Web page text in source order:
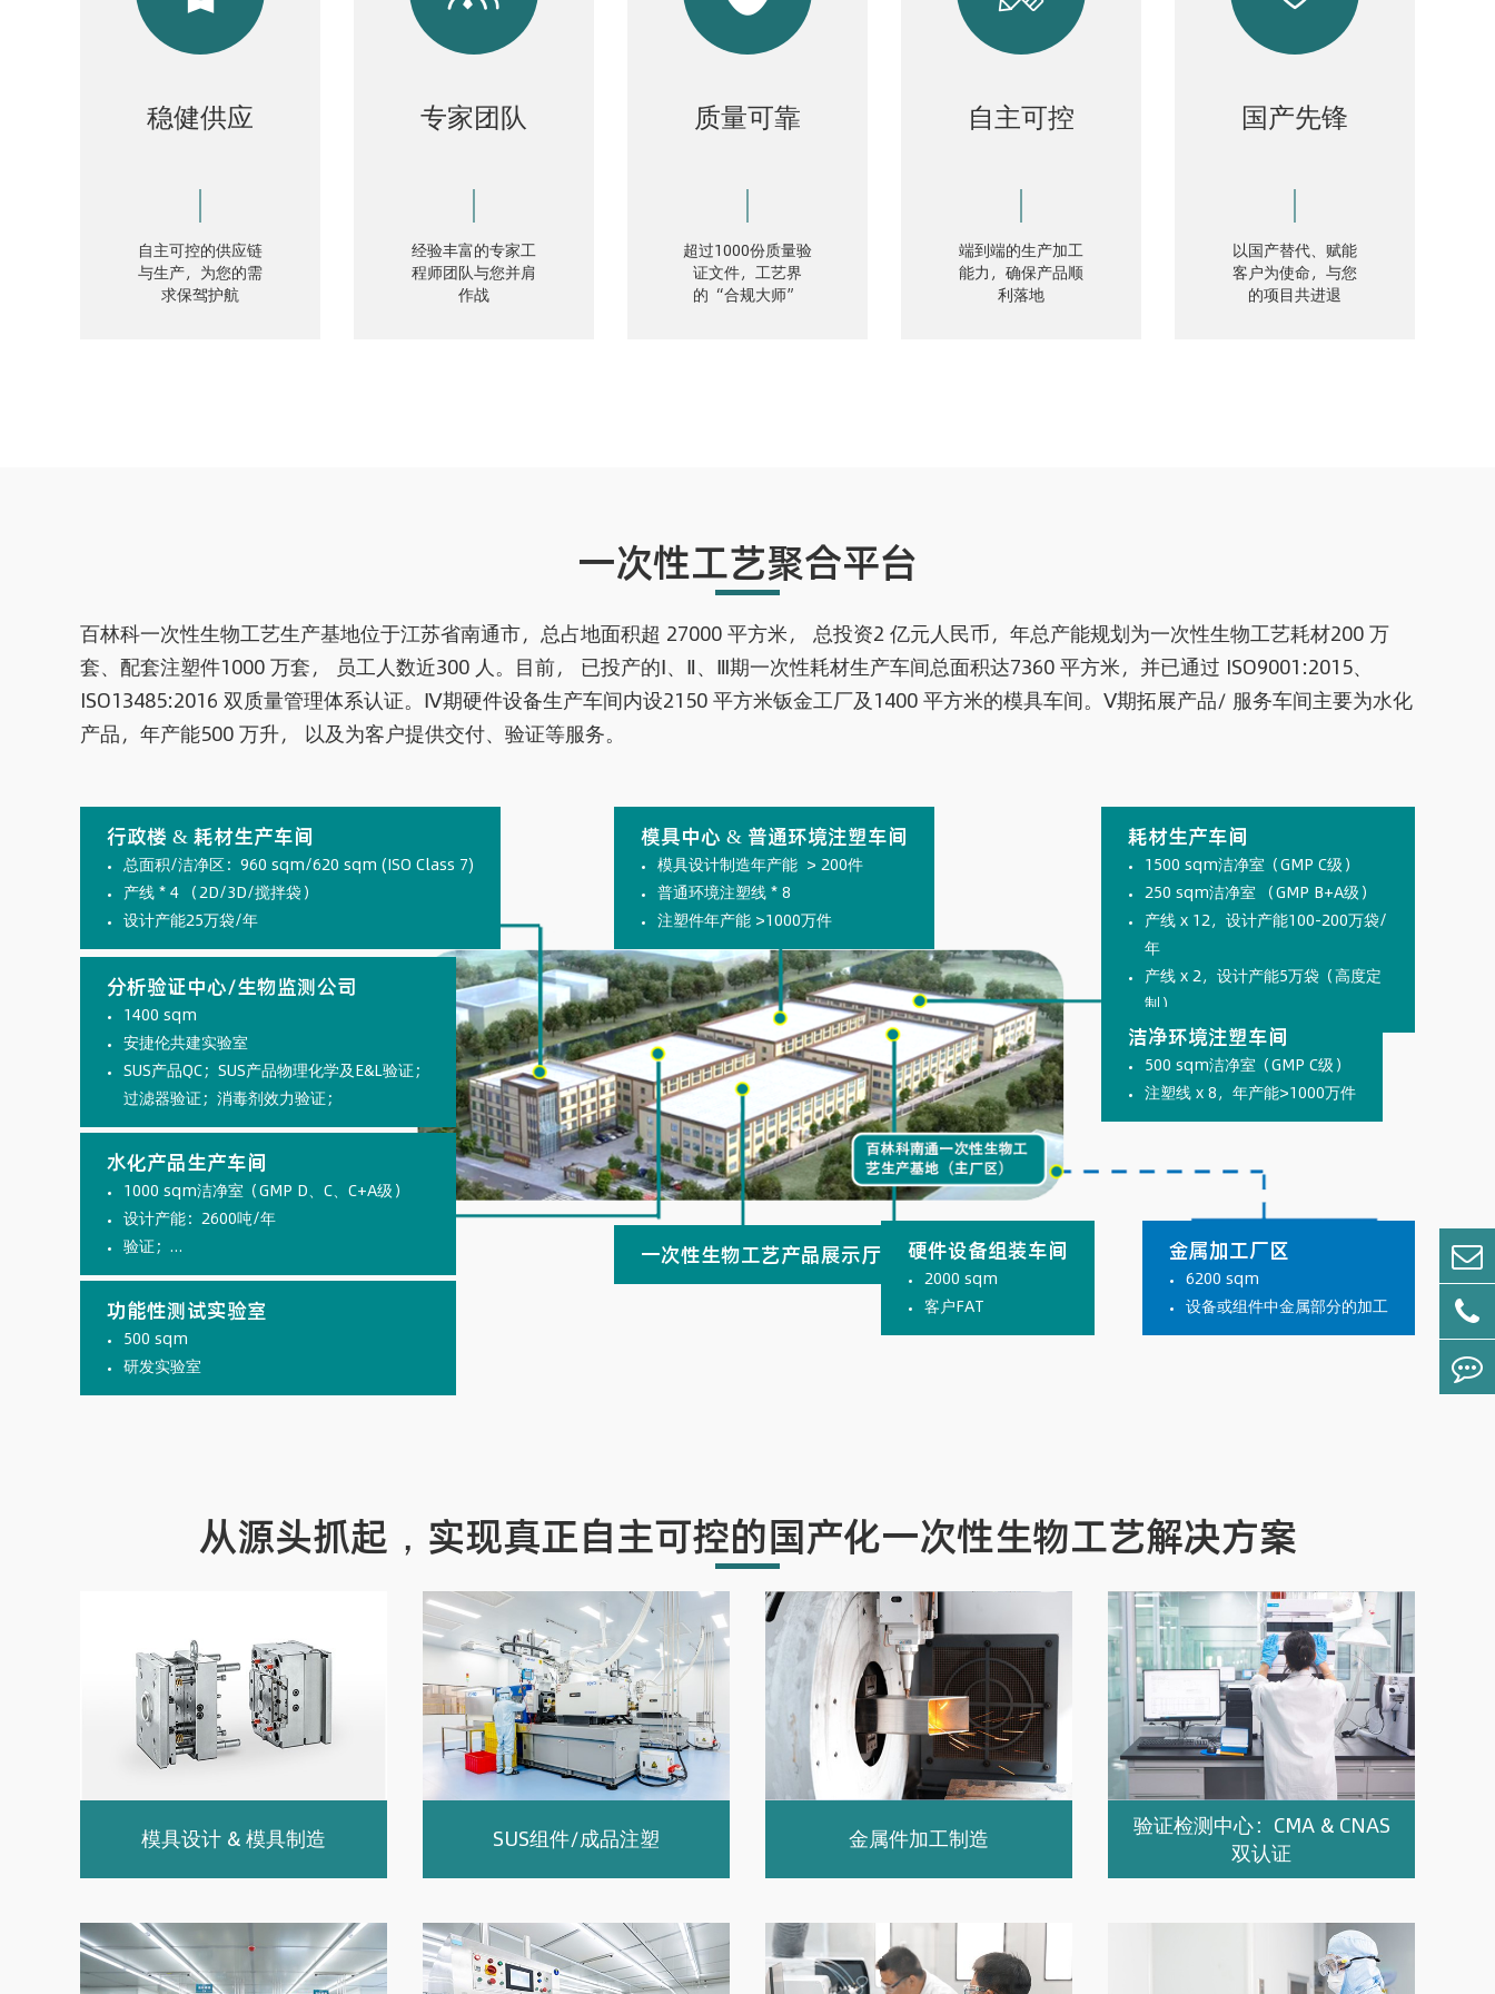
稳健供应
自主可控的供应链
与生产，为您的需
求保驾护航
专家团队
经验丰富的专家工
程师团队与您并肩
作战
质量可靠
超过1000份质量验
证文件，工艺界
的“合规大师”
自主可控
端到端的生产加工
能力，确保产品顺
利落地
国产先锋
以国产替代、赋能
客户为使命，与您
的项目共进退
一次性工艺聚合平台
百林科一次性生物工艺生产基地位于江苏省南通市，总占地面积超 27000 平方米， 总投资2 亿元人民币，年总产能规划为一次性生物工艺耗材200 万
套、配套注塑件1000 万套， 员工人数近300 人。目前， 已投产的Ⅰ、Ⅱ、Ⅲ期一次性耗材生产车间总面积达7360 平方米，并已通过 ISO9001:2015、
ISO13485:2016 双质量管理体系认证。Ⅳ期硬件设备生产车间内设2150 平方米钣金工厂及1400 平方米的模具车间。Ⅴ期拓展产品/ 服务车间主要为水化
产品，年产能500 万升， 以及为客户提供交付、验证等服务。
行政楼 & 耗材生产车间
总面积/洁净区：960 sqm/620 sqm (ISO Class 7)
产线 * 4 （2D/3D/搅拌袋）
设计产能25万袋/年
分析验证中心/生物监测公司
1400 sqm
安捷伦共建实验室
SUS产品QC；SUS产品物理化学及E&L验证；
过滤器验证；消毒剂效力验证；
水化产品生产车间
1000 sqm洁净室（GMP D、C、C+A级）
设计产能：2600吨/年
验证；…
功能性测试实验室
500 sqm
研发实验室
模具中心 & 普通环境注塑车间
模具设计制造年产能 > 200件
普通环境注塑线 * 8
注塑件年产能 >1000万件
一次性生物工艺产品展示厅 硬件设备组装车间
2000 sqm
客户FAT
耗材生产车间
1500 sqm洁净室（GMP C级）
250 sqm洁净室 （GMP B+A级）
产线 x 12，设计产能100-200万袋/
年
产线 x 2，设计产能5万袋（高度定
制）
洁净环境注塑车间
500 sqm洁净室（GMP C级）
注塑线 x 8，年产能>1000万件
金属加工厂区
6200 sqm
设备或组件中金属部分的加工
从源头抓起，实现真正自主可控的国产化一次性生物工艺解决方案
模具设计 & 模具制造 SUS组件/成品注塑 金属件加工制造
验证检测中心：CMA & CNAS
双认证